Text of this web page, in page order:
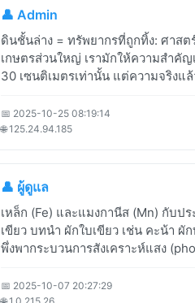
👤 Admin
ดินชั้นล่าง = ทรัพยากรที่ถูกทิ้ง: ศาส
เกษตรส่วนใหญ่ เรามักให้ความสำคั
30 เซนติเมตรเท่านั้น แต่ความจริงแ
📅 2025-10-25 08:19:14
🌐 125.24.94.185
👤 ผู้ดูแล
เหล็ก (Fe) และแมงกานีส (Mn) กับป
เขียว บทนำ ผักใบเขียว เช่น คะน้า ผั
พึ่งพากระบวนการสังเคราะห์แสง
📅 2025-10-07 20:27:29